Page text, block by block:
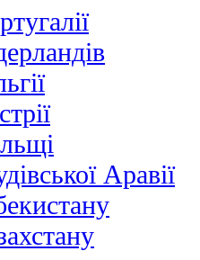
Аравії